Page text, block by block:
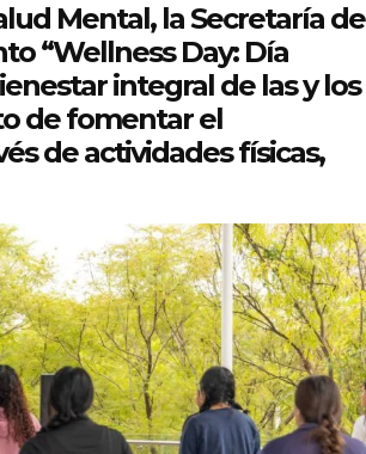
Mental, la Secretaría de
“Wellness Day: Día
integral de las y los
de fomentar el
de actividades físicas,